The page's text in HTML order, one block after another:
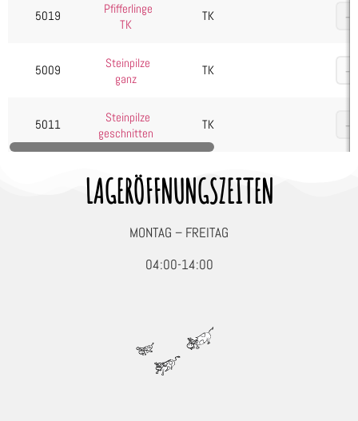
Seafood, Fisch & Meeresfrüchte
5019
Pfifferlinge
TK
TK
5009
Steinpilze
ganz
TK
5011
Steinpilze
geschnitten
TK
LAGERÖFFNUNGSZEITEN
MONTAG – FREITAG
04:00-14:00